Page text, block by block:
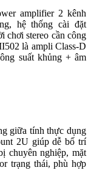
amplifier 2 kênh
hệ thống cài đặt
chơi stereo cần công
là ampli Class-D
suất khủng + âm
giữa tính thực dụng
2U giúp dễ bố trí
chuyên nghiệp, mặt
trạng thái, phù hợp